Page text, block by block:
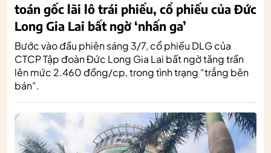
toán gốc lãi lô trái phiếu, cổ phiếu của Đức
Long Gia Lai bất ngờ ‘nhấn ga’
Bước vào đầu phiên sáng 3/7, cổ phiếu DLG của
CTCP Tập đoàn Đức Long Gia Lai bất ngờ tăng trần
lên mức 2.460 đồng/cp, trong tình trạng “trắng bên
bán”.